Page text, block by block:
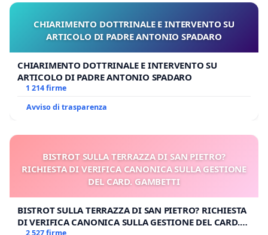
CHIARIMENTO DOTTRINALE E INTERVENTO SU
ARTICOLO DI PADRE ANTONIO SPADARO
CHIARIMENTO DOTTRINALE E INTERVENTO SU
ARTICOLO DI PADRE ANTONIO SPADARO
1 214 firme
Avviso di trasparenza
BISTROT SULLA TERRAZZA DI SAN PIETRO?
RICHIESTA DI VERIFICA CANONICA SULLA GESTIONE
DEL CARD. GAMBETTI
BISTROT SULLA TERRAZZA DI SAN PIETRO? RICHIESTA
DI VERIFICA CANONICA SULLA GESTIONE DEL CARD.